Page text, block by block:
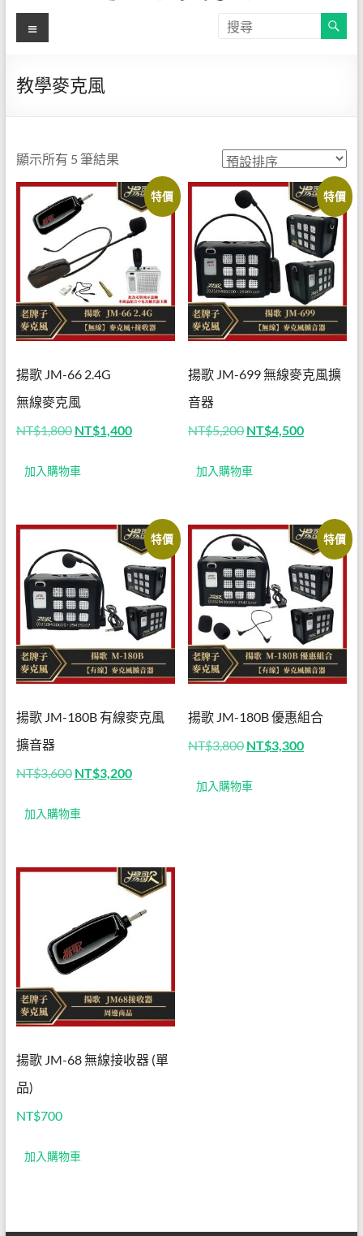
【揚
學麥
直營
店】
官方
線上
購物
網站
─JM-
有線
麥克
音器
線麥
克風
擴音
器│
揚歌
小蜜
蜂│
專營
教學
麥克
教學
於
有
品
歌-
麥
風
選
單
教學麥克風
顯示所有 5 筆結果
特價
揚歌 JM-66 2.4G
無線麥克風
NT$1,800 原
價
格：
NT$1,400目
加入購物車
特價
揚歌 JM-699 無線麥克風擴
音器
NT$5,200 原
價
格：
NT$4,500目
加入購物車
特價
揚歌 JM-180B 有線麥克風
擴音器
NT$3,600 原
價
格：
NT$3,200目
加入購物車
特價
揚歌 JM-180B 優惠組合
NT$3,800 原
價
格：
NT$3,300目
加入購物車
揚歌 JM-68 無線接收器 (單
品)
NT$700
加入購物車